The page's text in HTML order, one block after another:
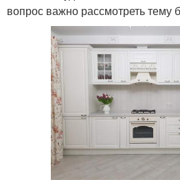
вопрос важно рассмотреть тему